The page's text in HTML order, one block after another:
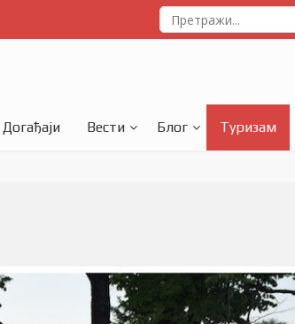
Догађаји Вести Блог Туризам